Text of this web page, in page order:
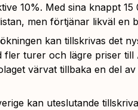
10%. Med sina knappt
men förtjänar likväl en
kan tillskrivas det
fler turer och lägre priser
värvat tillbaka en del
kan uteslutande